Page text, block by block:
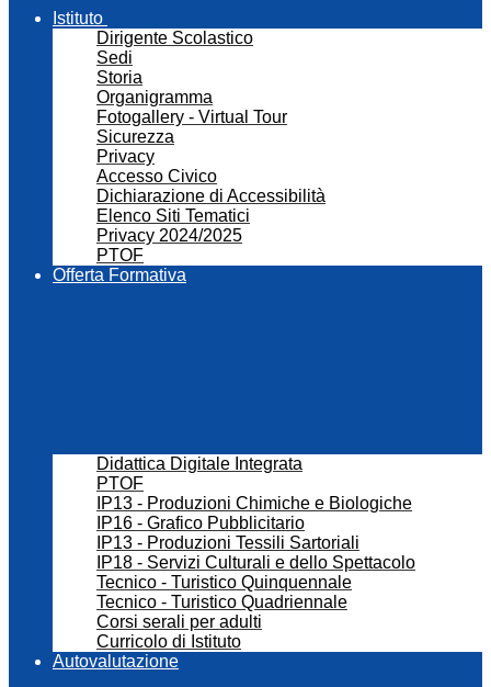
Istituto
Dirigente Scolastico
Sedi
Storia
Organigramma
Fotogallery - Virtual Tour
Sicurezza
Privacy
Accesso Civico
Dichiarazione di Accessibilità
Elenco Siti Tematici
Privacy 2024/2025
PTOF
Offerta Formativa
Didattica Digitale Integrata
PTOF
IP13 - Produzioni Chimiche e Biologiche
IP16 - Grafico Pubblicitario
IP13 - Produzioni Tessili Sartoriali
IP18 - Servizi Culturali e dello Spettacolo
Tecnico - Turistico Quinquennale
Tecnico - Turistico Quadriennale
Corsi serali per adulti
Curricolo di Istituto
Autovalutazione